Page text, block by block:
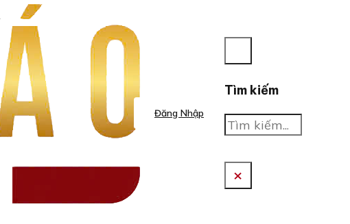
Đăng Nhập
Tìm kiếm
Tìm
kiếm
×